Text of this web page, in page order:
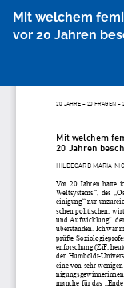
Artikeldetails
zurückkehren
Mit welchem
vor 20 Jahren